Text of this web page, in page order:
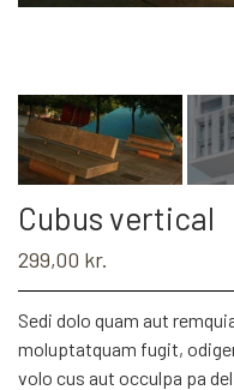
Cubus vertical
299,00 kr.
Sedi dolo quam aut
moluptatquam fugit,
volo cus aut occulpa pa